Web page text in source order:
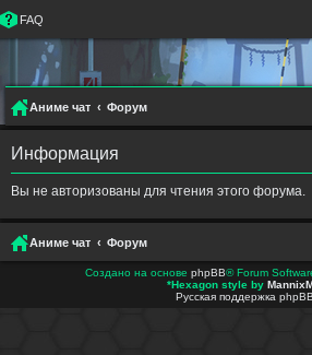
FAQ
Аниме чат Форум
Информация
Вы не авторизованы для чтения этого форума.
Аниме чат Форум
Создано на основе phpBB® Forum
*Hexagon style by
Русская поддержка phpBB